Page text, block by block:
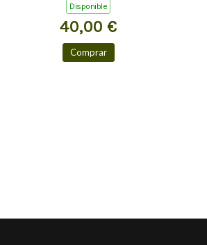
Constantí / Sesma,
José Manuel
Disponible
40,00 €
Comprar